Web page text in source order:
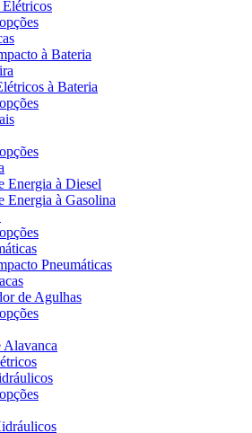
Elétricos
à Bateria
à Bateria
Energia à Diesel
Energia à Gasolina
Pneumáticas
de Agulhas
Alavanca